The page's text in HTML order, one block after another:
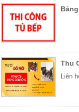
Thu
Liên